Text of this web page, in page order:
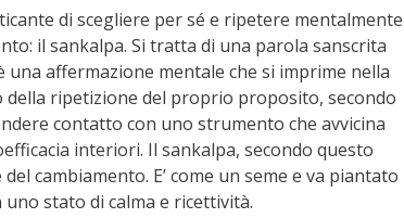
di scegliere per sé e ripetere mentalmente
il sankalpa. Si tratta di una parola sanscrita
una affermazione mentale che si imprime nella
della ripetizione del proprio proposito, secondo
contatto con uno strumento che avvicina
interiori. Il sankalpa, secondo questo
cambiamento. E’ come un seme e va piantato
stato di calma e ricettività.